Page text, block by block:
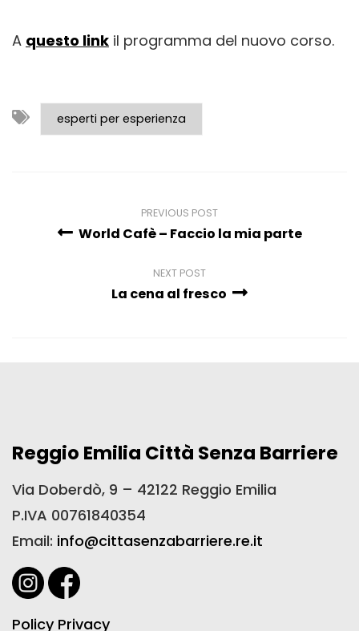
A questo link il programma del nuovo corso.
esperti per esperienza
PREVIOUS POST
World Cafè – Faccio la mia parte
NEXT POST
La cena al fresco
Reggio Emilia Città Senza Barriere
Via Doberdò, 9 – 42122 Reggio Emilia
P.IVA 00761840354
Email: info@cittasenzabarriere.re.it
Policy Privacy